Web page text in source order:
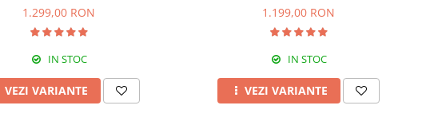
1.299,00 RON
IN STOC
VEZI VARIANTE
1.199,00 RON
IN STOC
VEZI VARIANTE